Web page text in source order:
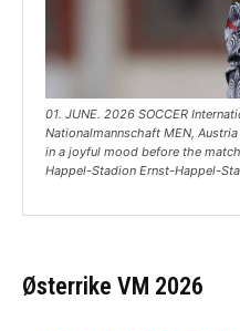
01. JUNE. 2026 SOCCER
Nationalmannschaft MEN,
in a joyful mood before the match
Happel-Stadion Ernst-Happel-
Østerrike VM 2026